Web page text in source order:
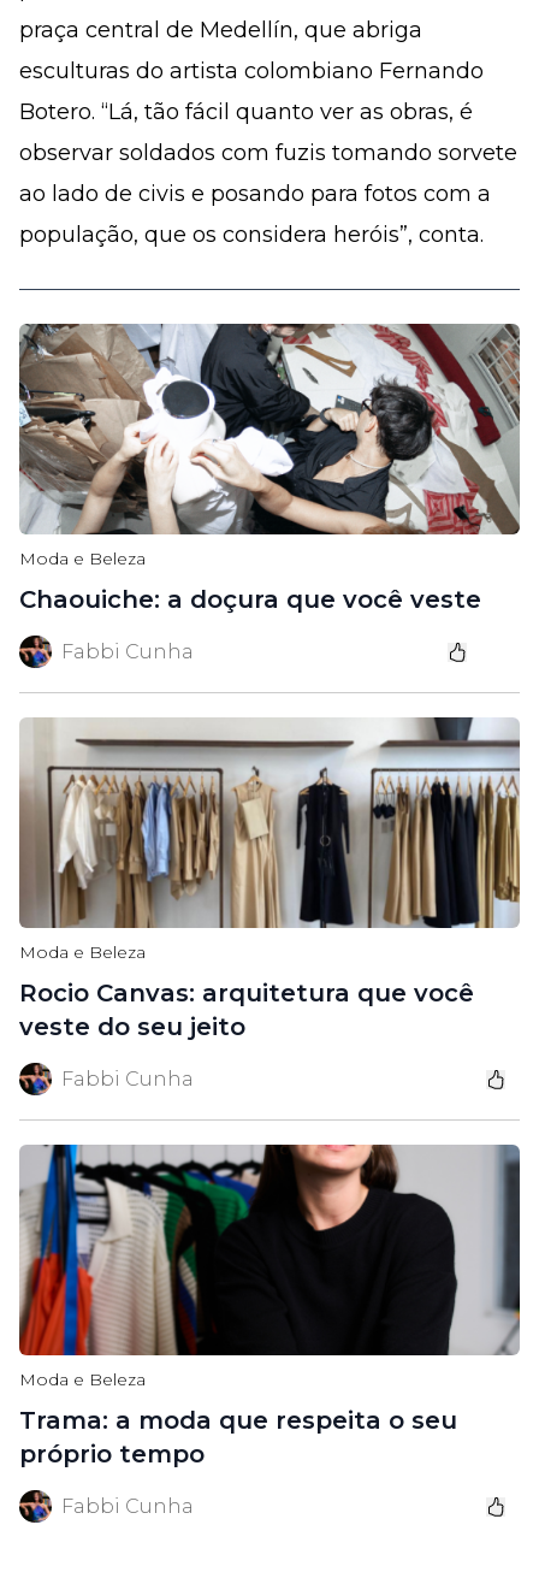
praça central de Medellín, que abriga
esculturas do artista colombiano Fernando
Botero. “Lá, tão fácil quanto ver as obras, é
observar soldados com fuzis tomando sorvete
ao lado de civis e posando para fotos com a
população, que os considera heróis”, conta.
Moda e Beleza
Chaouiche: a doçura que você veste
Fabbi Cunha
Moda e Beleza
Rocio Canvas: arquitetura que você
veste do seu jeito
Fabbi Cunha
Moda e Beleza
Trama: a moda que respeita o seu
próprio tempo
Fabbi Cunha